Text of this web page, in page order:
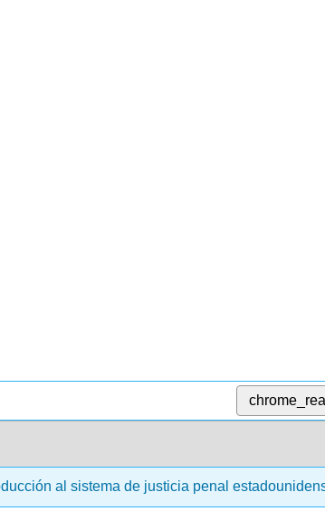
al sistema de justicia penal